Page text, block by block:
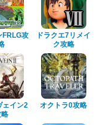
FRLG攻
ドラクエ7リメイ
ク攻略
ェイン2
オクトラ0攻略